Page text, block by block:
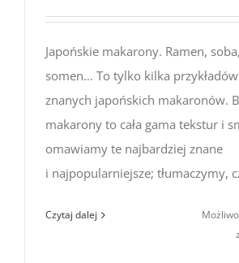
Japońskie makarony. Ramen,
somen… To tylko kilka
znanych japońskich makaronów.
makarony to cała gama tekstur i
omawiamy te najbardziej znane
i najpopularniejsze; tłumaczymy,
Czytaj dalej